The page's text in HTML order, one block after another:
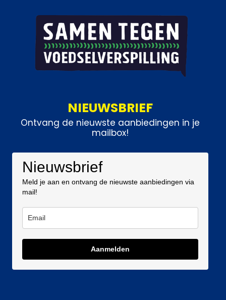
NIEUWSBRIEF
Ontvang de nieuwste aanbiedingen in je
mailbox!
Nieuwsbrief
Meld je aan en ontvang de nieuwste aanbiedingen via
mail!
Aanmelden